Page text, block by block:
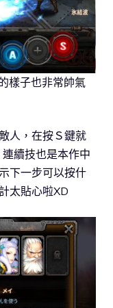
樣子也非常帥氣
人，在按Ｓ鍵就
續技也是本作中
下一步可以按什
太貼心啦XD